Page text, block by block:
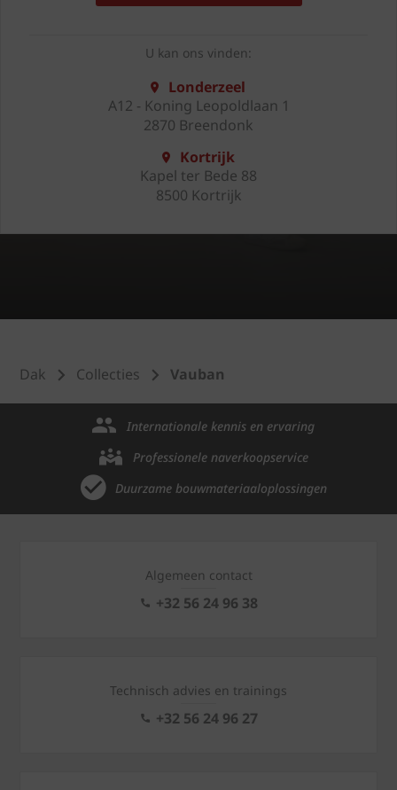
U kan ons vinden:
Londerzeel
A12 - Koning Leopoldlaan 1
2870 Breendonk
Kortrijk
Kapel ter Bede 88
8500 Kortrijk
Dak Collecties Vauban
Internationale kennis en ervaring
Professionele naverkoopservice
Duurzame bouwmateriaaloplossingen
Algemeen contact
+32 56 24 96 38
Technisch advies en trainings
+32 56 24 96 27